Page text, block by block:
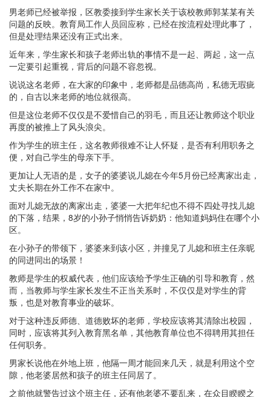
男老师已经被举报，区教委接到学生家长关于该校教师郭某某有关
问题的反映。教育局工作人员回应称，已经在按流程处理此事了，
但是处理结果还没有正式出来。
近年来，学生家长和孩子老师出轨的事情不是一起、两起，这一点
一定要引起重视，背后的问题不容忽视。
说说这名老师，在大家的印象中，老师都是品德高尚，私德无瑕疵
的，自古以来老师的地位就很高。
但是这位老师不仅仅是不爱惜自己的羽毛，而且还让教师这个职业
再度的被推上了风头浪尖。
作为学生的班主任，这名教师很难不让人怀疑，是否有利用职务之
便，对自己学生的母亲下手。
更加让人无语的是，女子的婆婆说儿媳在今年5月份已经离家出走，
丈夫长期在外工作不在家中。
面对儿媳无故的离家出走，婆婆一大把年纪也不得不四处寻找儿媳
的下落，结果，8岁的小孙子悄悄告诉奶奶：他知道妈妈住在哪个小
区。
在小孙子的带领下，婆婆来到该小区，并撞见了儿媳和班主任亲昵
的同进同出的场景！
教师是学生的权威代表，他们应该给予学生正确的引导和教育，然
而，当教师与学生家长发生不正当关系时，不仅仅是对学生的背
叛，也是对教育事业的破坏。
对于这种违反师德、道德败坏的老师，学校应该将其清除出校园，
同时，应该将其列入教育黑名单，其他教育单位也不得聘用其担任
任何职务。
男家长说他在外地上班，他隔一周才能回来几天，就是利用这个空
隙，他老婆居然和孩子的班主任同居了。
之前他就警告过这个班主任，还有他老婆不要乱来，在众目睽睽之